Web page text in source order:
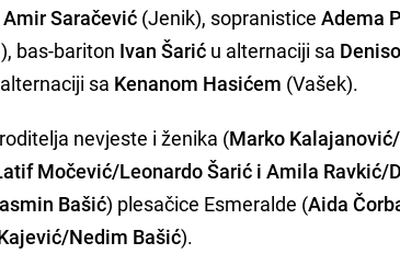
Amir Saračević (Jenik), sopranisticeAdema
bas-bariton Ivan Šarić u alternaciji sa
sa Kenanom Hasićem (Vašek).
nevjeste i ženika (Marko
Močević/Leonardo Šarić i Amila Ravkić/
Bašić) plesačice Esmeralde (Aida
Nedim Bašić).